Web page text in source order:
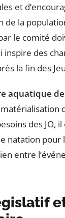
et
de la
le comité
inspire des
la fin des
aquatique
des JO, il
natation pour
entre